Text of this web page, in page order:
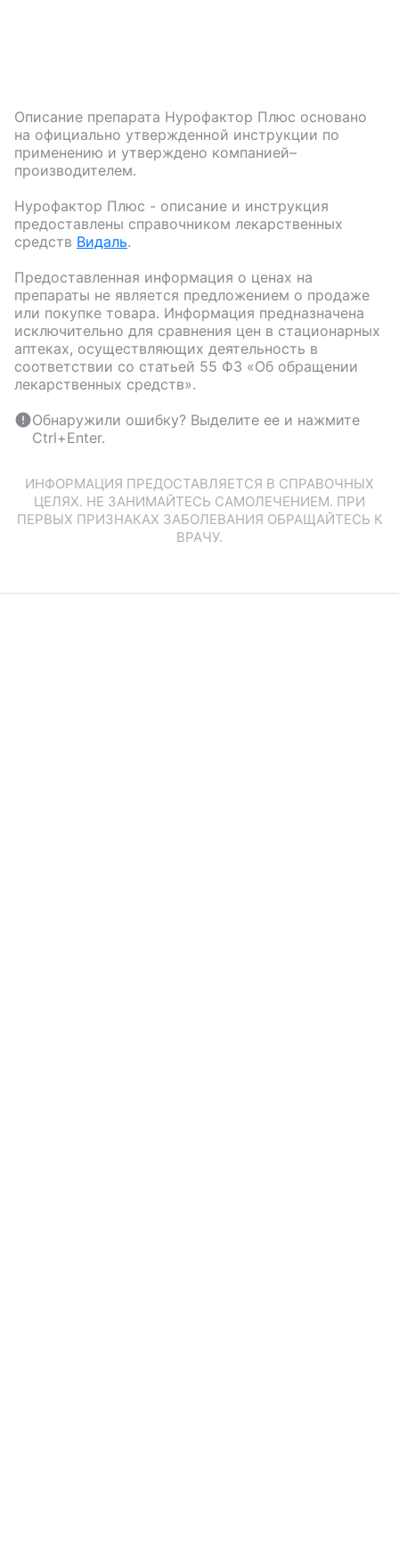
Описание препарата Нурофактор Плюс основано
на официально утвержденной инструкции по
применению и утверждено компанией–
производителем.
Нурофактор Плюс - описание и инструкция
предоставлены справочником лекарственных
средств Видаль.
Предоставленная информация о ценах на
препараты не является предложением о продаже
или покупке товара. Информация предназначена
исключительно для сравнения цен в стационарных
аптеках, осуществляющих деятельность в
соответствии со статьей 55 ФЗ «Об обращении
лекарственных средств».
Обнаружили ошибку? Выделите ее и нажмите
Ctrl+Enter.
ИНФОРМАЦИЯ ПРЕДОСТАВЛЯЕТСЯ В СПРАВОЧНЫХ
ЦЕЛЯХ. НЕ ЗАНИМАЙТЕСЬ САМОЛЕЧЕНИЕМ. ПРИ
ПЕРВЫХ ПРИЗНАКАХ ЗАБОЛЕВАНИЯ ОБРАЩАЙТЕСЬ К
ВРАЧУ.